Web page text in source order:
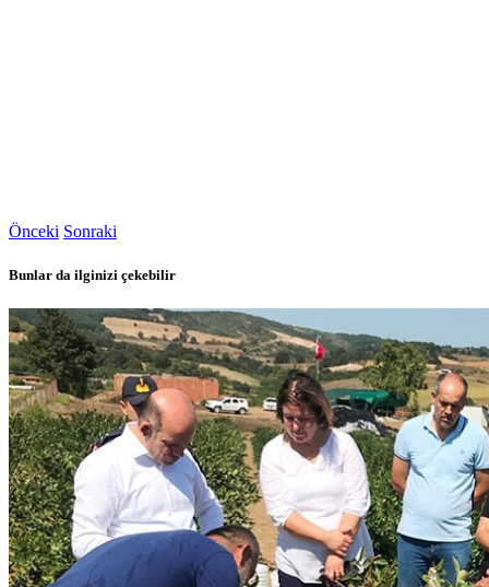
Önceki Sonraki
Bunlar da ilginizi çekebilir